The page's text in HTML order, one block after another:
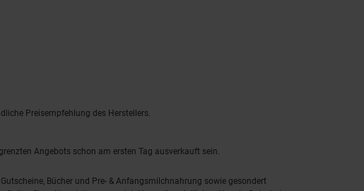
Preisempfehlung des Herstellers.
Angebots schon am ersten Tag ausverkauft sein.
Bücher und Pre- & Anfangsmilchnahrung sowie gesondert